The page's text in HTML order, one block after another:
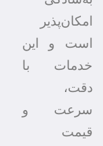
امکان‌پذیر
است و این
خدمات با
دقت،
سرعت و
قیمت